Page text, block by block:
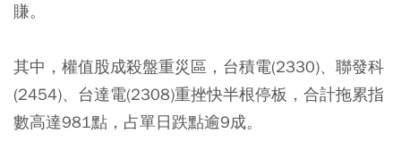
賺。
其中，權值股成殺盤重災區，台積電(2330)、聯發科
(2454)、台達電(2308)重挫快半根停板，合計拖累指
數高達981點，占單日跌點逾9成。